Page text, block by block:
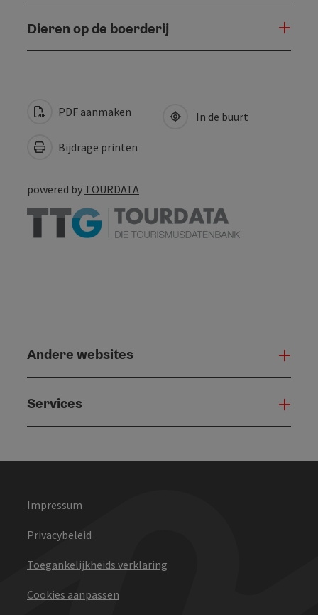
Dieren op de boerderij
PDF aanmaken
Bijdrage printen
In de buurt
powered by TOURDATA
Andere websites
Services
Impressum
Privacybeleid
Toegankelijkheids verklaring
Cookies aanpassen